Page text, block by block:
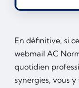
En définitive, si
webmail AC
quotidien
synergies, vous